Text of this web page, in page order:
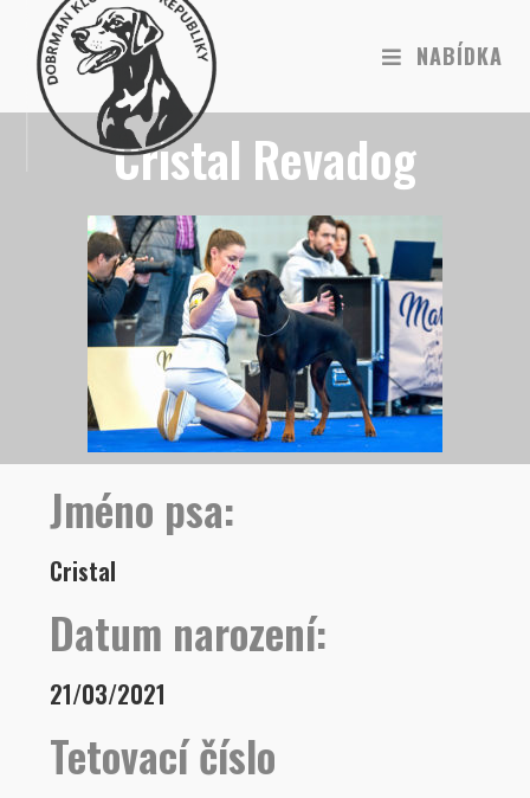
NABÍDKA
Cristal Revadog
Jméno psa:
Cristal
Datum narození:
21/03/2021
Tetovací číslo